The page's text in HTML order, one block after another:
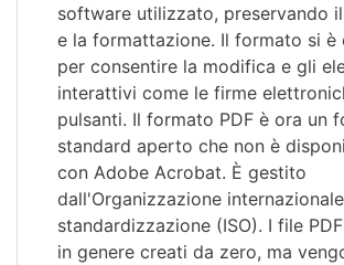
software utilizzato, preservando
e la formattazione. Il formato si è
per consentire la modifica e gli
interattivi come le firme
pulsanti. Il formato PDF è ora un
standard aperto che non è
con Adobe Acrobat. È gestito
dall'Organizzazione
standardizzazione (ISO). I file
in genere creati da zero, ma